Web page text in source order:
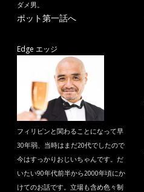
ダメ男。
ポット第一話へ
Edge エッジ
フィリピンと関わることになって早
30年弱、当時はまだ20代でしたので
今はすっかりおじいちゃんです。だ
いたい90年代前半から2000年頃にか
けてのお話です。立場も含め色々制